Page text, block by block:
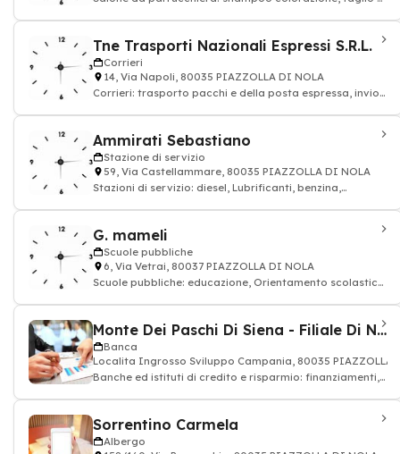
Tne Trasporti Nazionali Espressi S.R.L.
Corrieri
14, Via Napoli, 80035 PIAZZOLLA DI NOLA
Corrieri: trasporto pacchi e della posta espressa, invio
Ammirati Sebastiano
Stazione di servizio
59, Via Castellammare, 80035 PIAZZOLLA DI NOLA
Stazioni di servizio: diesel, Lubrificanti, benzina,
G. mameli
Scuole pubbliche
6, Via Vetrai, 80037 PIAZZOLLA DI NOLA
Scuole pubbliche: educazione, Orientamento scolastico,
Monte Dei Paschi Di Siena - Filiale Di Nola
Banca
Localita Ingrosso Sviluppo Campania, 80035 PIAZZOLLA
Banche ed istituti di credito e risparmio: finanziamenti,
Sorrentino Carmela
Albergo